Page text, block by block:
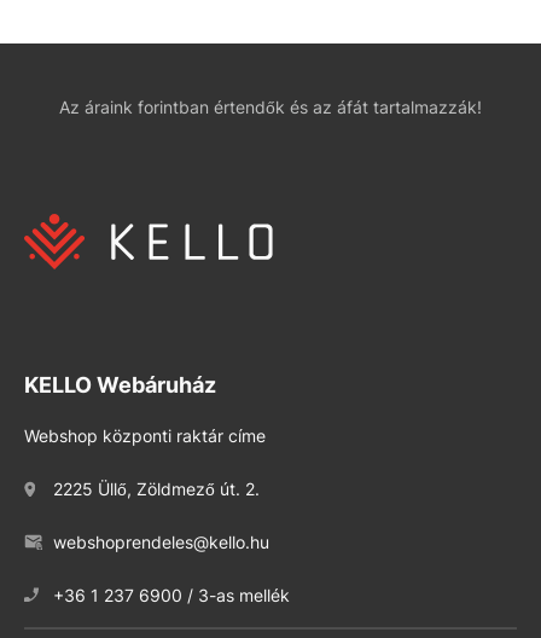
Az áraink forintban értendők és az áfát tartalmazzák!
KELLO Webáruház
Webshop központi raktár címe
2225 Üllő, Zöldmező út. 2.
webshoprendeles@kello.hu
+36 1 237 6900 / 3-as mellék